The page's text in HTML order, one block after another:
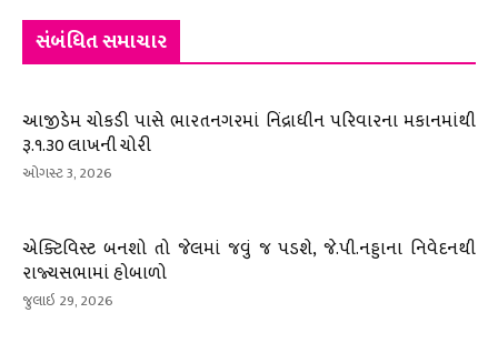
સંબંધિત સમાચાર
આજીડેમ ચોકડી પાસે ભારતનગરમાં નિંદ્રાધીન પરિવારના મકાનમાંથી
રૂ.૧.૩૦ લાખની ચોરી
ઓગસ્ટ 3, 2026
એક્ટિવિસ્ટ બનશો તો જેલમાં જવું જ પડશે, જે.પી.નડ્ડાના નિવેદનથી
રાજ્યસભામાં હોબાળો
જુલાઇ 29, 2026